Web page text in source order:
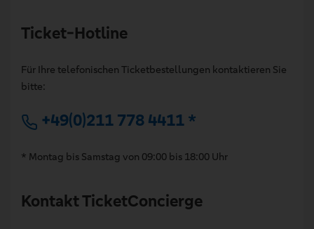
Ticket-Hotline
Für Ihre telefonischen Ticketbestellungen kontaktieren Sie
bitte:
+49(0)211 778 4411 *
* Montag bis Samstag von 09:00 bis 18:00 Uhr
Kontakt TicketConcierge